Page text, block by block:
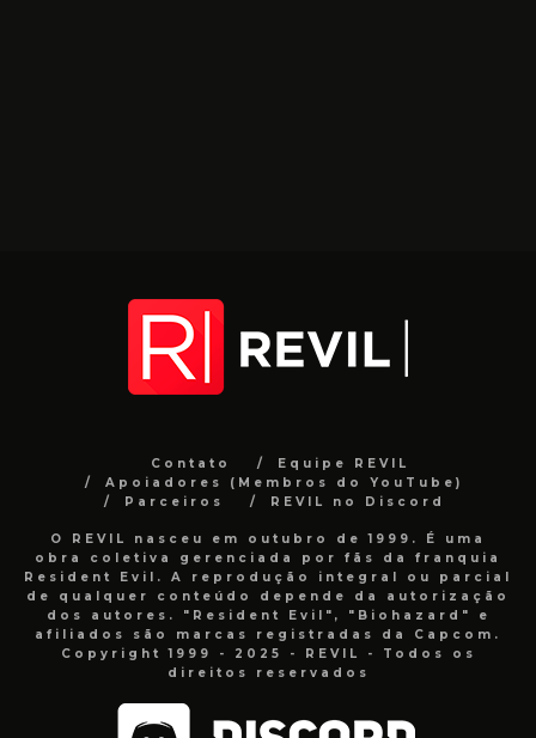
Contato
Equipe REVIL
Apoiadores (Membros do YouTube)
Parceiros
REVIL no Discord
O REVIL nasceu em outubro de 1999. É uma
obra coletiva gerenciada por fãs da franquia
Resident Evil. A reprodução integral ou parcial
de qualquer conteúdo depende da autorização
dos autores. "Resident Evil", "Biohazard" e
afiliados são marcas registradas da Capcom.
Copyright 1999 - 2025 - REVIL - Todos os
direitos reservados